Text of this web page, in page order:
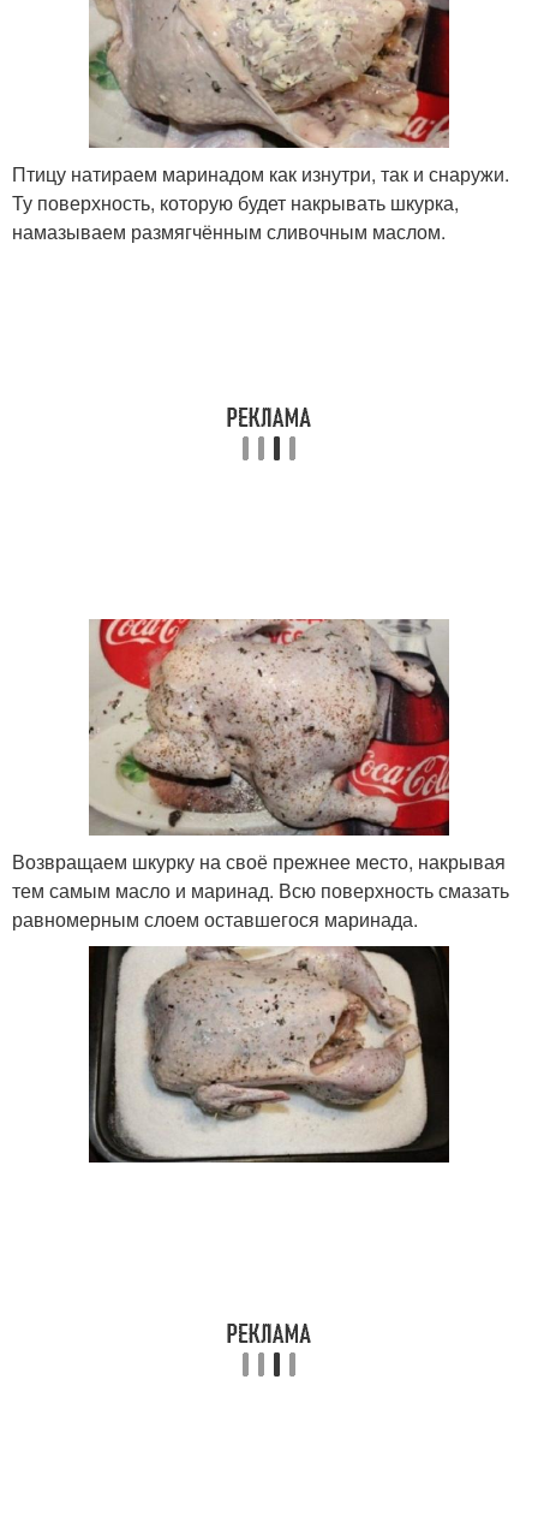
Птицу натираем маринадом как изнутри, так и снаружи.
Ту поверхность, которую будет накрывать шкурка,
намазываем размягчённым сливочным маслом.
Возвращаем шкурку на своё прежнее место, накрывая
тем самым масло и маринад. Всю поверхность смазать
равномерным слоем оставшегося маринада.